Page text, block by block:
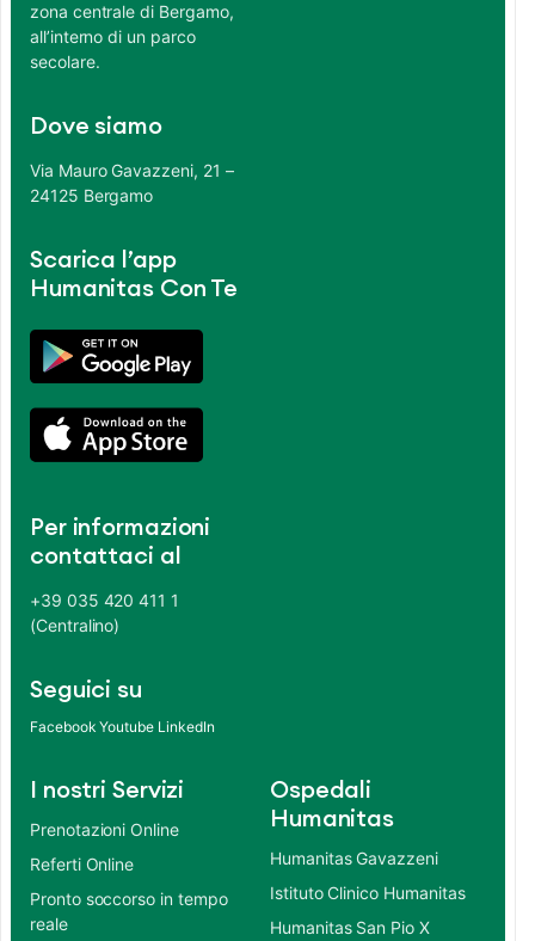
zona centrale di Bergamo,
all’interno di un parco
secolare.
Dove siamo
Via Mauro Gavazzeni, 21 –
24125 Bergamo
Scarica l’app
Humanitas Con Te
Per informazioni
contattaci al
+39 035 420 411 1
(Centralino)
Seguici su
Facebook Youtube LinkedIn
I nostri Servizi
Prenotazioni Online
Referti Online
Pronto soccorso in tempo
reale
Ospedali
Humanitas
Humanitas Gavazzeni
Istituto Clinico Humanitas
Humanitas San Pio X